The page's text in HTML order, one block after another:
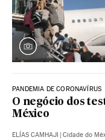
PANDEMIA DE CORONAVÍRUS
O negócio dos
México
ELÍAS CAMHAJI | Cidade do